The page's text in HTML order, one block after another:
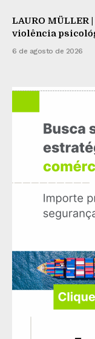
LAURO MÜLLER
violência
6 de agosto de 2026